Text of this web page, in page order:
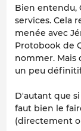
Bien entendu,
services. Cela
menée avec
Protobook de
nommer. Mais
un peu
D'autant que
faut bien le
(directement